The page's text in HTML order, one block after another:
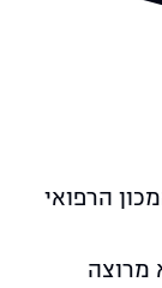
הרפואי
מרוצה